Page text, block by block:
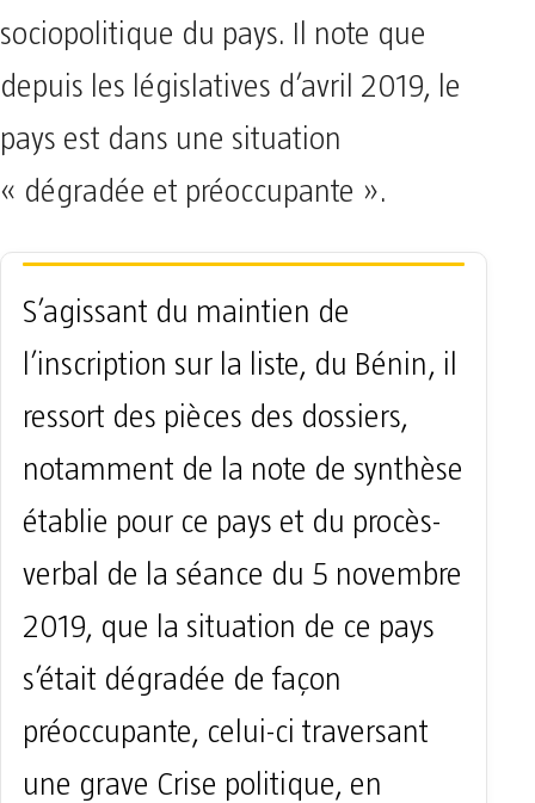
sociopolitique du pays. Il note que
depuis les législatives d’avril 2019, le
pays est dans une situation
« dégradée et préoccupante ».
S’agissant du maintien de
l’inscription sur la liste, du Bénin, il
ressort des pièces des dossiers,
notamment de la note de synthèse
établie pour ce pays et du procès-
verbal de la séance du 5 novembre
2019, que la situation de ce pays
s’était dégradée de façon
préoccupante, celui-ci traversant
une grave Crise politique, en